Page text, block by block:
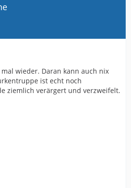
wieder. Daran kann auch nix
ist echt noch
ziemlich verärgert und verzweifelt.